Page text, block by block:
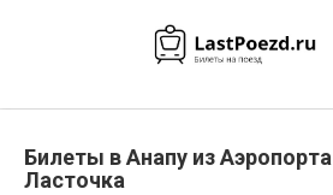
Билеты в Анапу из
Ласточка